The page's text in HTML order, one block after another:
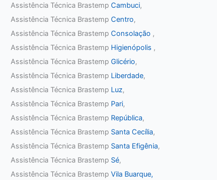
Assistência Técnica BrastempCambuci,
Assistência Técnica BrastempCentro,
Assistência Técnica BrastempConsolação ,
Assistência Técnica Brastemp Higienópolis ,
Assistência Técnica BrastempGlicério,
Assistência Técnica Brastemp Liberdade,
Assistência Técnica Brastemp Luz,
Assistência Técnica Brastemp Pari,
Assistência Técnica Brastemp República,
Assistência Técnica Brastemp Santa Cecília,
Assistência Técnica Brastemp Santa Efigênia,
Assistência Técnica Brastemp Sé,
Assistência Técnica BrastempVila Buarque,